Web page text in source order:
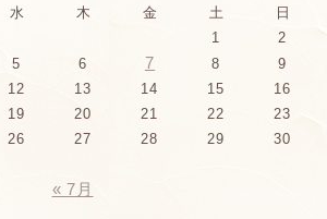
水 木 金 土
日
1
2
5 6 7 8
9
12 13 14 15
16
19 20 21 22
23
26 27 28 29
30
« 7月